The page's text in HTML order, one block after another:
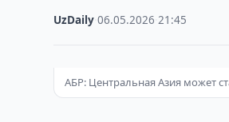
UzDaily ·06.05.2026 ·21:45
АБР: Центральная Азия может